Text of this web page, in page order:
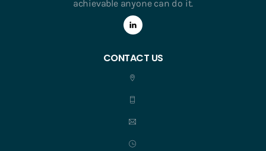
achievable anyone can do it.
CONTACT US